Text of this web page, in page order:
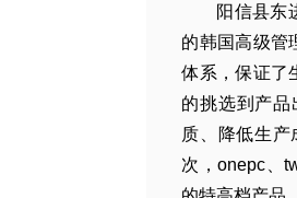
阳信县东
的韩国高级管
体系，保证了
的挑选到产
质、降低生
次，onepc、